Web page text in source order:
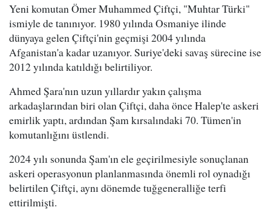
Yeni komutan Ömer Muhammed Çiftçi, "Muhtar Türki"
ismiyle de tanınıyor. 1980 yılında Osmaniye ilinde
dünyaya gelen Çiftçi'nin geçmişi 2004 yılında
Afganistan'a kadar uzanıyor. Suriye'deki savaş sürecine ise
2012 yılında katıldığı belirtiliyor.
Ahmed Şara'nın uzun yıllardır yakın çalışma
arkadaşlarından biri olan Çiftçi, daha önce Halep'te askeri
emirlik yaptı, ardından Şam kırsalındaki 70. Tümen'in
komutanlığını üstlendi.
2024 yılı sonunda Şam'ın ele geçirilmesiyle sonuçlanan
askeri operasyonun planlanmasında önemli rol oynadığı
belirtilen Çiftçi, aynı dönemde tuğgeneralliğe terfi
ettirilmişti.